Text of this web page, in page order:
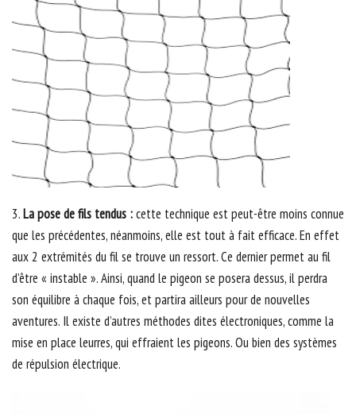
3.La pose de fils tendus :cette technique est peut-être moins connue
que les précédentes, néanmoins, elle est tout à fait efficace. En effet
aux 2 extrémités du fil se trouve un ressort. Ce dernier permet au fil
d’être « instable ». Ainsi, quand le pigeon se posera dessus, il perdra
son équilibre à chaque fois, et partira ailleurs pour de nouvelles
aventures. Il existe d’autres méthodes dites électroniques, comme la
mise en place leurres, qui effraient les pigeons. Ou bien des systèmes
de répulsion électrique.